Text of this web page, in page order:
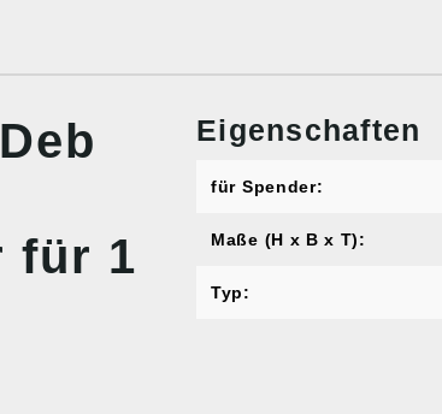
für 1
Eigenschaften
für Spender:
Maße (H x B x T):
Typ: